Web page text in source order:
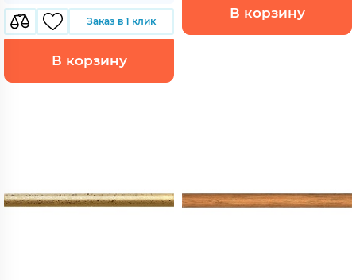
Заказ в 1 клик
В корзину
В корзину